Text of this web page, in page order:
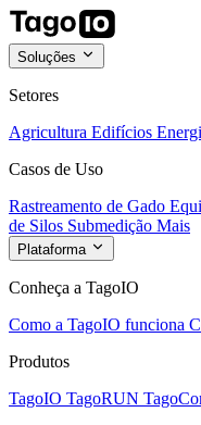
Soluções
Setores
Agricultura Edifícios
Casos de Uso
Rastreamento de Gado
de Silos Submedição Mais
Plataforma
Conheça a TagoIO
Como a TagoIO funciona
Produtos
TagoIO TagoRUN